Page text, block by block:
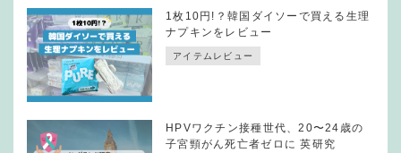
1枚10円!？韓国ダイソーで買える生理
ナプキンをレビュー
アイテムレビュー
HPVワクチン接種世代、20〜24歳の
子宮頸がん死亡者ゼロに 英研究